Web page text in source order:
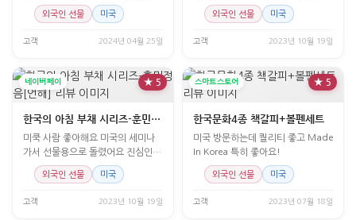
조화를 이뤘어요 미국에
외국인 선물 미국
고객 2024년 04월 25일
모르나 무지 좋아 합니다. 한글에 대
한 관심이 잇어서인가..
외국인 선물 미국
고객 2023년 10월 19일
네이버페이 ★ 5
한국의 아침 부채 시리즈-훈민정음[언해]
미쿡 사람 좋아해요 미국의 세미나
가서 선물용으로 돌렸어요 진심인지
모르나 무지 좋아 합니다. 한글에 대
한 관심이 잇어서인가..
외국인 선물 미국
고객 2023년 10월 19일
스마트스토어 ★ 5
한국문화4종 책갈피+볼펜세트
미국 방문하는데 퀄리티 좋고 Made
In Korea 특히 좋아요!
외국인 선물 미국
고객 2023년 07월 18일